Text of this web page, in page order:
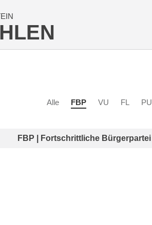
Alle FBP VU FL PU
FBP | Fortschrittliche Bürgerpartei